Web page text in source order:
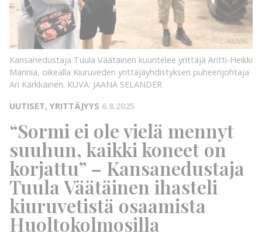
KUVA:
KUVA:
JAANA
SELANDER
Kansanedustaja Tuula Väätäinen kuuntelee yrittäjä Antti-Heikki
Marinia, oikealla Kiuruveden yrittäjäyhdistyksen puheenjohtaja
Ari Kärkkäinen. KUVA: JAANA SELANDER
UUTISET, YRITTÄJYYS 6.8.2025
“Sormi ei ole vielä mennyt
suuhun, kaikki koneet on
korjattu” – Kansanedustaja
Tuula Väätäinen ihasteli
kiuruvetistä osaamista
Huoltokolmosilla